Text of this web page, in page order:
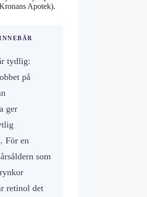
Apotek).
tydlig:
på
ger
För en
som
retinol det